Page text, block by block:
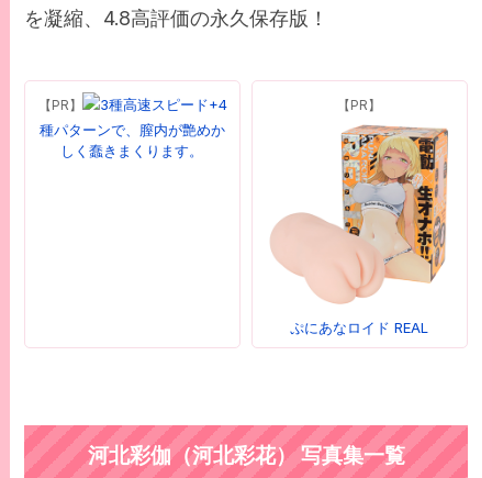
を凝縮、4.8高評価の永久保存版！
【PR】
3種高速スピード+4
種パターンで、膣内が艶めか
しく蠢きまくります。
【PR】
ぷにあなロイド REAL
河北彩伽（河北彩花） 写真集一覧